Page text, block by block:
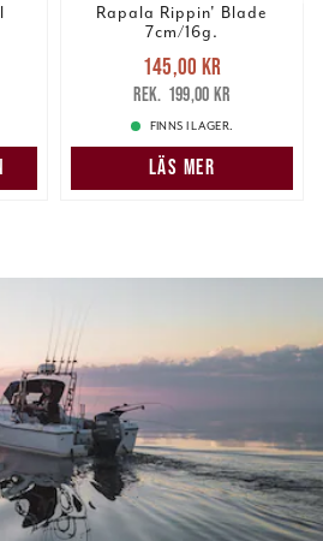
Rapala Rippin' Blade
7cm/16g.
Nuvarande pris
145,00 krTidigare pris
199,00 kr
145,00 kr
199,00 kr
FINNS I LAGER.
LÄS MER